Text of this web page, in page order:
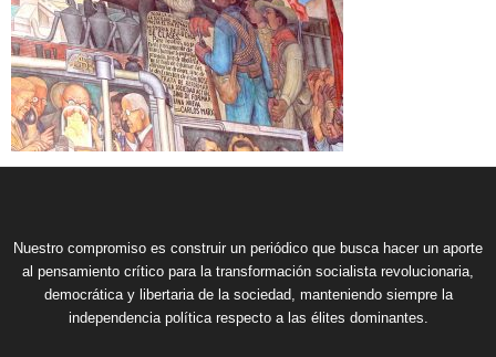
Nuestro compromiso es construir un periódico que busca hacer un aporte
al pensamiento crítico para la transformación socialista revolucionaria,
democrática y libertaria de la sociedad, manteniendo siempre la
independencia política respecto a las élites dominantes.